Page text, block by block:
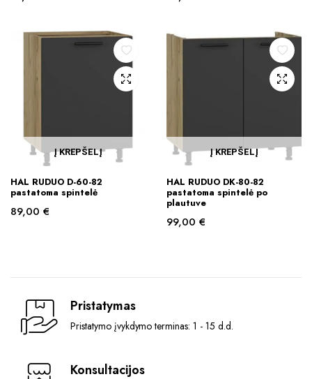
Į KREPŠELĮ
HAL RUDUO D-60-82
pastatoma spintelė
89,00 €
Į KREPŠELĮ
HAL RUDUO DK-80-82
pastatoma spintelė po
plautuve
99,00 €
Pristatymas
Pristatymo įvykdymo terminas: 1 - 15 d.d.
Konsultacijos